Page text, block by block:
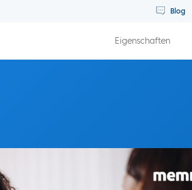
Blog
Eigenschaften